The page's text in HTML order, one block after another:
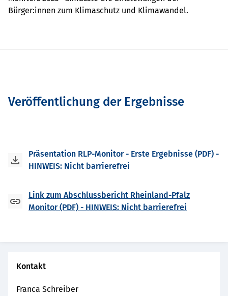
Bürger:innen zum Klimaschutz und Klimawandel.
Veröffentlichung der Ergebnisse
Präsentation RLP-Monitor - Erste Ergebnisse (PDF) -
HINWEIS: Nicht barrierefrei
Link zum Abschlussbericht Rheinland-Pfalz
Monitor (PDF) - HINWEIS: Nicht barrierefrei
Kontakt
Franca Schreiber